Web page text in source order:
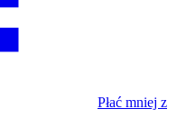
Płać mniej z